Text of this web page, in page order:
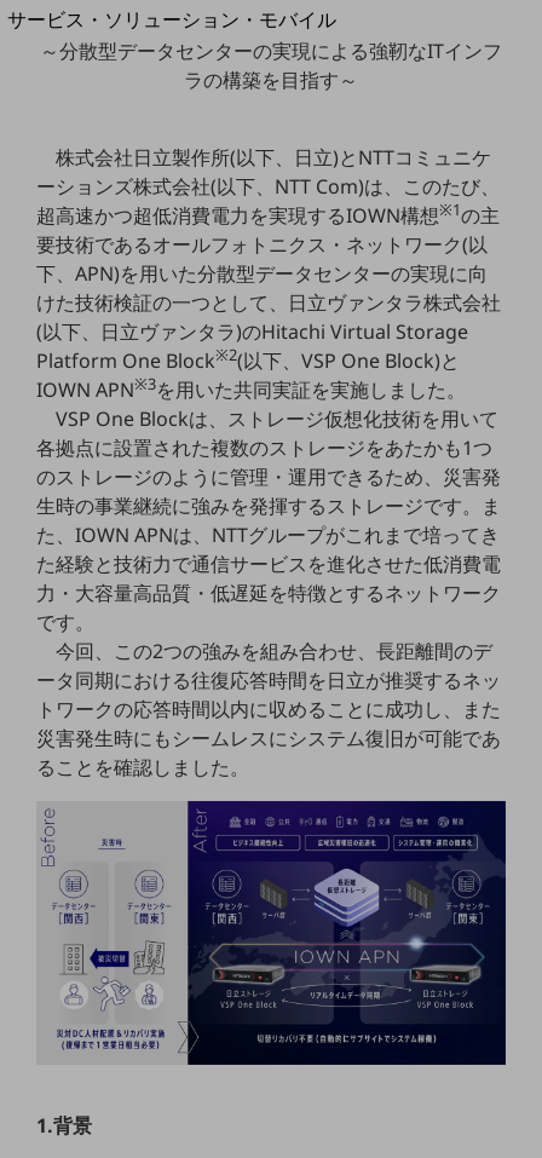
サービス・ソリューション・モバイル
サービス・ソリューションTOP
カテゴリーで探すTOP
ネットワーク・モバイル
クラウド・データセンター
電話・映像コミュニケーション
セキュリティ
データ利活用
運用管理
業務支援・マーケティング
災害対策・BCP
課題・ニーズで探す
課題・ニーズで探すTOP
コミュニケーション・情報共有
業務効率化
災害対策
職場環境整備
地域共創・地方創生
セキュリティ対策
～分散型データセンターの実現による強靭なITインフ
ラの構築を目指す～
株式会社日立製作所(以下、日立)とNTTコミュニケ
ーションズ株式会社(以下、NTT Com)は、このたび、
超高速かつ超低消費電力を実現するIOWN構想※1の主
要技術であるオールフォトニクス・ネットワーク(以
下、APN)を用いた分散型データセンターの実現に向
けた技術検証の一つとして、日立ヴァンタラ株式会社
(以下、日立ヴァンタラ)のHitachi Virtual Storage
Platform One Block※2(以下、VSP One Block)と
IOWN APN※3を用いた共同実証を実施しました。
VSP One Blockは、ストレージ仮想化技術を用いて
各拠点に設置された複数のストレージをあたかも1つ
のストレージのように管理・運用できるため、災害発
生時の事業継続に強みを発揮するストレージです。ま
た、IOWN APNは、NTTグループがこれまで培ってき
た経験と技術力で通信サービスを進化させた低消費電
力・大容量高品質・低遅延を特徴とするネットワーク
です。
今回、この2つの強みを組み合わせ、長距離間のデ
ータ同期における往復応答時間を日立が推奨するネッ
トワークの応答時間以内に収めることに成功し、また
災害発生時にもシームレスにシステム復旧が可能であ
ることを確認しました。
1.背景